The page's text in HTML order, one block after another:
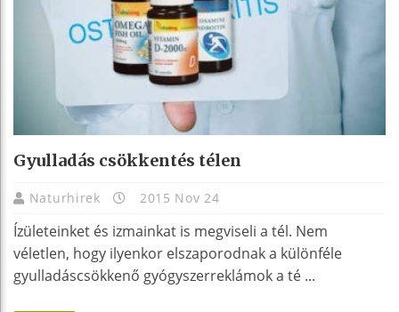
Gyulladás csökkentés télen
Naturhirek 2015 Nov 24
Ízületeinket és izmainkat is megviseli a tél. Nem
véletlen, hogy ilyenkor elszaporodnak a különféle
gyulladáscsökkenő gyógyszerreklámok a té ...